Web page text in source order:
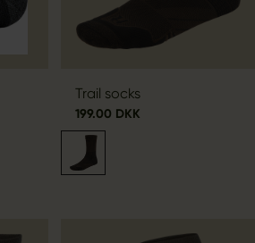
Trail socks
199.00 DKK